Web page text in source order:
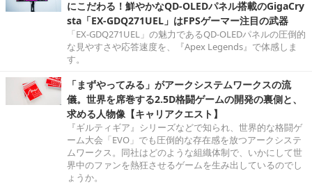
にこだわる！鮮やかなQD-OLEDパネル搭載のGigaCry
sta「EX-GDQ271UEL」はFPSゲーマー注目の武器
「EX-GDQ271UEL」の魅力であるQD-OLEDパネルの圧倒的
な見やすさや応答速度を、『Apex Legends』で体感しま
す。
「まずやってみる」がアークシステムワークスの流
儀。世界を席巻する2.5D格闘ゲームの開発の裏側と、
求める人物像【キャリアクエスト】
『ギルティギア』シリーズなどで知られ、世界的な格闘ゲ
ーム大会「EVO」でも圧倒的な存在感を放つアークシステ
ムワークス。同社はどのような組織体制で、いかにして世
界中のファンを熱狂させるゲームを生み出しているのでし
ょうか。